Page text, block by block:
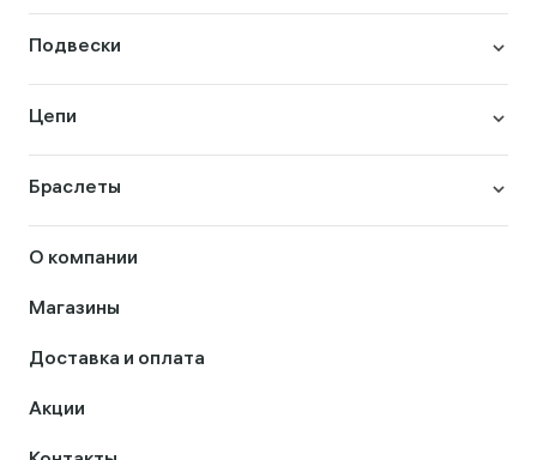
Подвески
Цепи
Браслеты
О компании
Магазины
Доставка и оплата
Акции